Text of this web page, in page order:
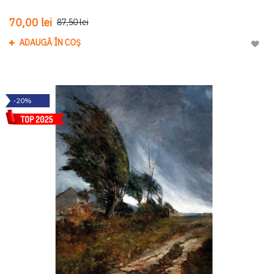
70,00 lei 87,50 lei
ADAUGĂ ÎN COȘ
-20%